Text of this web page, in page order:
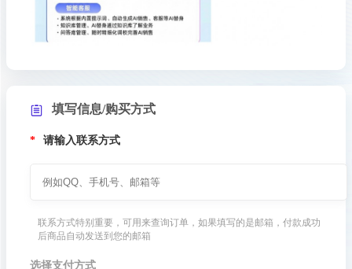
填写信息/购买方式
* 请输入联系方式
联系方式特别重要，可用来查询订单，如果填写的是邮箱，付款成功
后商品自动发送到您的邮箱
选择支付方式